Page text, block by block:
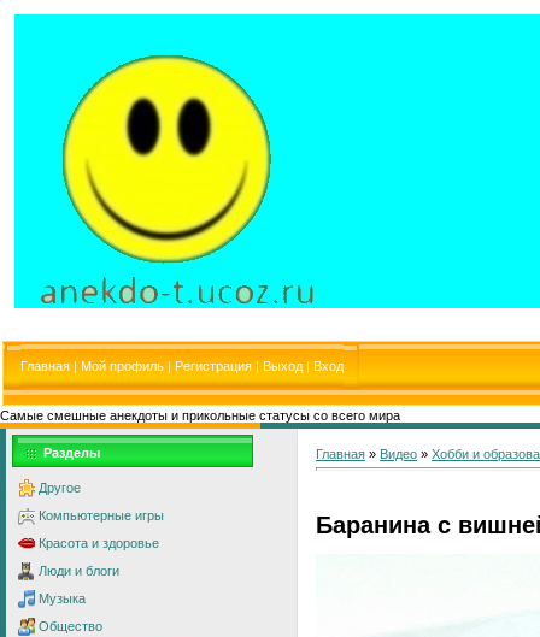
Главная | Мой профиль | Регистрация | Выход | Вход
Самые смешные анекдоты и прикольные статусы со всего мира
Разделы
Другое
Компьютерные игры
Красота и здоровье
Люди и блоги
Музыка
Общество
Главная » Видео » Хобби и
Баранина с